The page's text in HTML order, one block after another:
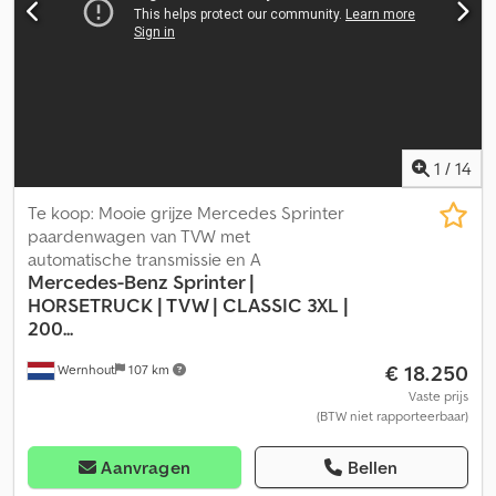
aanbetaling! ---- Fouten, typefouten en tussenverkoop
voorbehouden... ---- Kwalitatief goede gebruikte auto van een
1 / 14
Wernhout 107 km
Te koop: Mooie grijze Mercedes Sprinter
paardenwagen van TVW met
automatische transmissie en A
Mercedes-Benz Sprinter |
HORSETRUCK | TVW | CLASSIC 3XL |
200...
€ 18.250
Vaste prijs
(BTW niet rapporteerbaar)
Aanvragen Bellen